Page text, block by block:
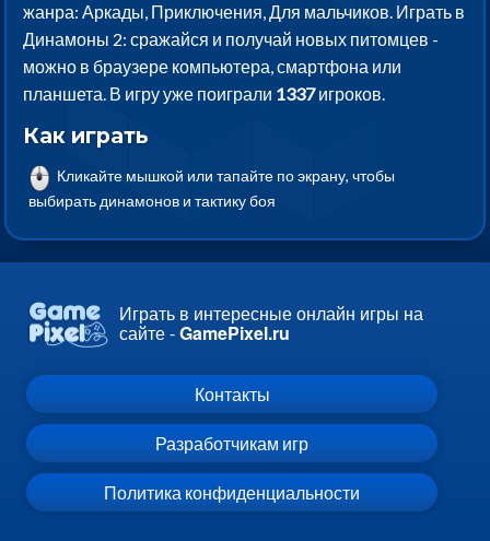
жанра: Аркады, Приключения, Для мальчиков. Играть в
Динамоны 2: сражайся и получай новых питомцев -
можно в браузере компьютера, смартфона или
планшета. В игру уже поиграли 1337игроков.
Как играть
Кликайте мышкой или тапайте по экрану, чтобы
выбирать динамонов и тактику боя
Играть в интересные онлайн игры на
сайте -GamePixel.ru
Контакты
Разработчикам игр
Политика конфиденциальности